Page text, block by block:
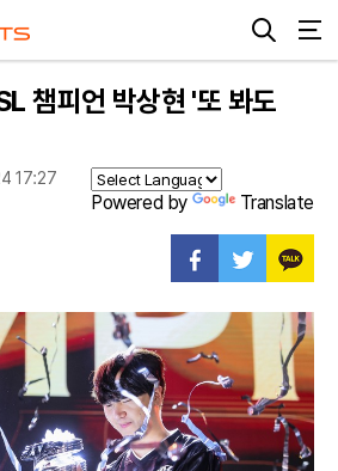
챔피언 박상현 '또 봐도
17:27
Powered by Translate